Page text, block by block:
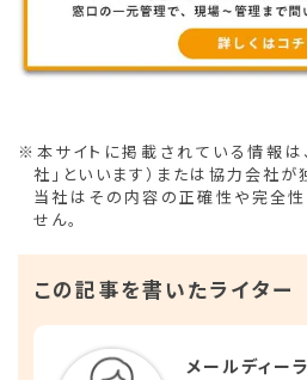
※本サイトに掲載されている情報は
社」といいます）または協力会社が
当社はその内容の正確性や完全
せん。
この記事を書いたライター
メールディー